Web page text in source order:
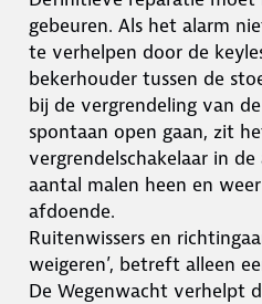
gebeuren. Als het alarm
te verhelpen door de
bekerhouder tussen de
bij de vergrendeling van
spontaan open gaan, zit
vergrendelschakelaar in
aantal malen heen en
afdoende.
Ruitenwissers en
weigeren’, betreft alleen
De Wegenwacht verhelpt